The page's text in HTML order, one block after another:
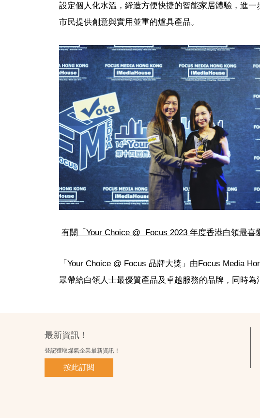
設定個人化水溫，締造方便快捷的智能家居體驗，進
市民提供創意與實用並重的爐具產品。
有關「 Your Choice @ Focus 2023 年度香港白領最喜
「Your Choice @ Focus 品牌大獎」由Focus Media
眾帶給白領人士最優質產品及卓越服務的品牌，同時
最新資訊！
登記獲取煤氣企業最新資訊！
按此訂閱